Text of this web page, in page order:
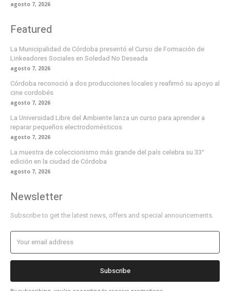
agosto 7, 2026
Featured
La Municipalidad de Córdoba presentó el Curso de Formación de
Linkeadores Sociales en Soledad No Deseada
agosto 7, 2026
Córdoba reconoció a dos producciones locales y reafirmó su apoyo al
cine cordobés
agosto 7, 2026
La Universidad Libre del Ambiente lanza un curso para aprender a
reparar pequeños electrodomésticos
agosto 7, 2026
La muestra de coleccionismo más grande del país celebra su 33°
edición en la ciudad de Córdoba
agosto 7, 2026
Newsletter
Subscribe to get the latest news, offers and special announcements.
Subscribe